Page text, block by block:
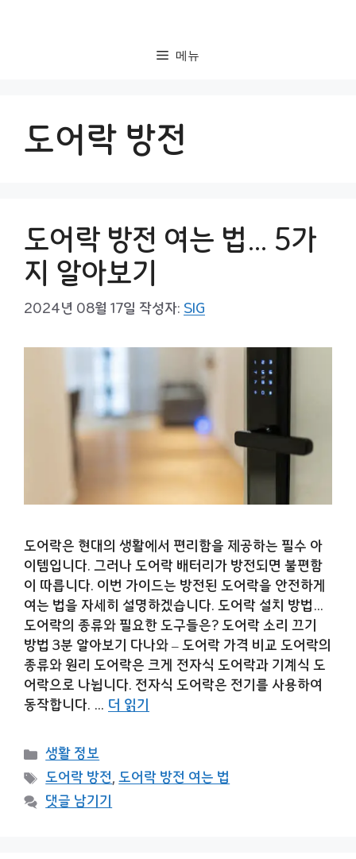
메뉴
도어락 방전
도어락 방전 여는 법… 5가
지 알아보기
2024년 08월 17일 작성자: SIG
도어락은 현대의 생활에서 편리함을 제공하는 필수 아
이템입니다. 그러나 도어락 배터리가 방전되면 불편함
이 따릅니다. 이번 가이드는 방전된 도어락을 안전하게
여는 법을 자세히 설명하겠습니다. 도어락 설치 방법…
도어락의 종류와 필요한 도구들은? 도어락 소리 끄기
방법 3분 알아보기 다나와 – 도어락 가격 비교 도어락의
종류와 원리 도어락은 크게 전자식 도어락과 기계식 도
어락으로 나뉩니다. 전자식 도어락은 전기를 사용하여
동작합니다. … 더 읽기
카
테
고
리
생활 정보
태
그
도어락 방전,도어락 방전 여는 법
댓글 남기기